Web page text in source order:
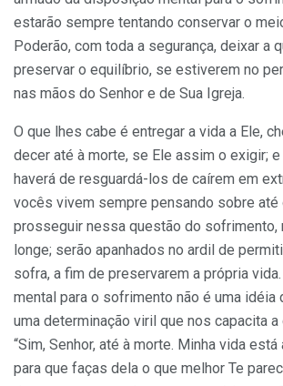
estarão sempre tentando conservar o
Poderão, com toda a segurança, deixar a
preservar o equilíbrio, se estiverem no
nas mãos do Senhor e de Sua Igreja.
O que lhes cabe é entregar a vida a Ele,
decer até à morte, se Ele assim o exigir; e
haverá de resguardá-los de caírem em
vocês vivem sempre pensando sobre até
prosseguir nessa questão do sofrimento,
longe; serão apanhados no ardil de
sofra, a fim de preservarem a própria
mental para o sofrimento não é uma idéia
uma determinação viril que nos capacita a
“Sim, Senhor, até à morte. Minha vida
para que faças dela o que melhor Te